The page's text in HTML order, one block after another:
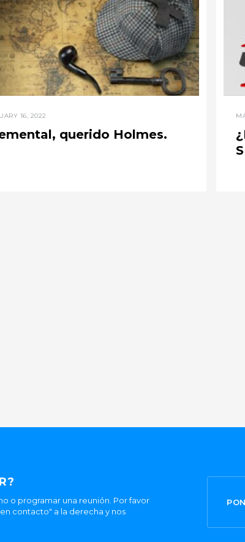
16, 2022
querido Holmes.
o programar una reunión. Por favor
contacto" a la derecha y nos